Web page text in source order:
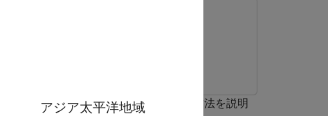
チスレッド MEX ファイルを生成する方法を説明
アジア太平洋地域